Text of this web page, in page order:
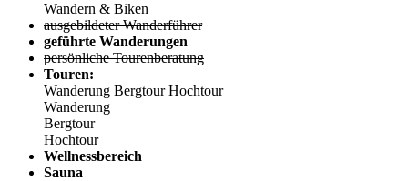
Wandern & Biken
ausgebildeter Wanderführer
geführte Wanderungen
persönliche Tourenberatung
Touren:
Wanderung BergtourHochtour
Wanderung
Bergtour
Hochtour
Wellnessbereich
Sauna